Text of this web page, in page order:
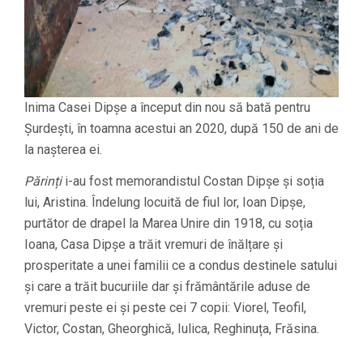
Inima Casei Dipșe a început din nou să bată pentru
Șurdești, în toamna acestui an 2020, după 150 de ani de
la nașterea ei.
Părinții-au fost memorandistul Costan Dipșe și soția
lui, Aristina. Îndelung locuită de fiul lor, Ioan Dipșe,
purtător de drapel la Marea Unire din 1918, cu soția
Ioana, Casa Dipșe a trăit vremuri de înălțare și
prosperitate a unei familii ce a condus destinele satului
și care a trăit bucuriile dar și frământările aduse de
vremuri peste ei și peste cei 7 copii: Viorel, Teofil,
Victor, Costan, Gheorghică, Iulica, Reghinuța, Frăsina.